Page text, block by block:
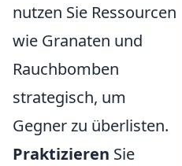
nutzen Sie Ressourcen
wie Granaten und
Rauchbomben
strategisch, um
Gegner zu überlisten.
Praktizieren Sie